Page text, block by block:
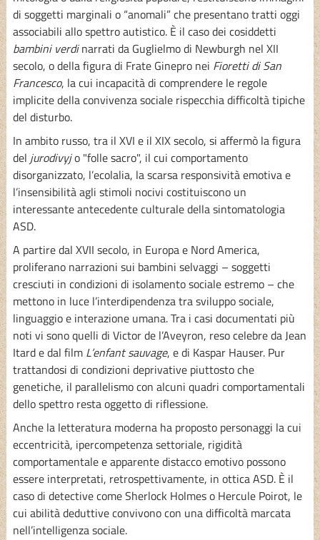
di soggetti marginali o “anomali” che presentano tratti oggi
associabili allo spettro autistico. È il caso dei cosiddetti
bambini verdinarrati da Guglielmo di Newburgh nel XII
secolo, o della figura di Frate Ginepro nei Fioretti di San
Francesco, la cui incapacità di comprendere le regole
implicite della convivenza sociale rispecchia difficoltà tipiche
del disturbo.
In ambito russo, tra il XVI e il XIX secolo, si affermò la figura
del jurodivyjo "folle sacro", il cui comportamento
disorganizzato, l’ecolalia, la scarsa responsività emotiva e
l’insensibilità agli stimoli nocivi costituiscono un
interessante antecedente culturale della sintomatologia
ASD.
A partire dal XVII secolo, in Europa e Nord America,
proliferano narrazioni sui bambini selvaggi – soggetti
cresciuti in condizioni di isolamento sociale estremo – che
mettono in luce l’interdipendenza tra sviluppo sociale,
linguaggio e interazione umana. Tra i casi documentati più
noti vi sono quelli di Victor de l’Aveyron, reso celebre da Jean
Itard e dal film L’enfant sauvage, e di Kaspar Hauser. Pur
trattandosi di condizioni deprivative piuttosto che
genetiche, il parallelismo con alcuni quadri comportamentali
dello spettro resta oggetto di riflessione.
Anche la letteratura moderna ha proposto personaggi la cui
eccentricità, ipercompetenza settoriale, rigidità
comportamentale e apparente distacco emotivo possono
essere interpretati, retrospettivamente, in ottica ASD. È il
caso di detective come Sherlock Holmes o Hercule Poirot, le
cui abilità deduttive convivono con una difficoltà marcata
nell’intelligenza sociale.